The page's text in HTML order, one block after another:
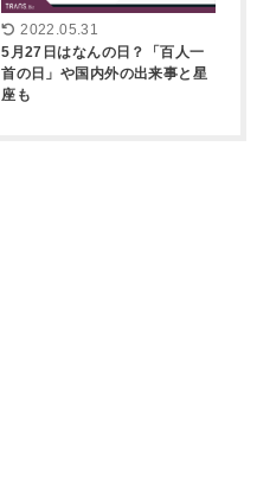
2022.05.31
5月27日はなんの日？「百人一
首の日」や国内外の出来事と星
座も